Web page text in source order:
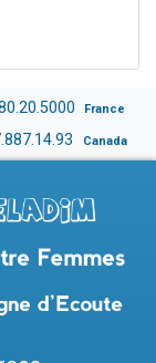
France
Canada